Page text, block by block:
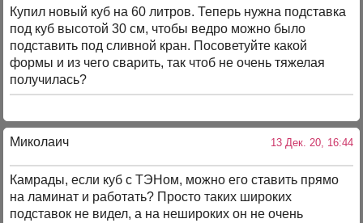
Купил новый куб на 60 литров. Теперь нужна подставка
под куб высотой 30 см, чтобы ведро можно было
подставить под сливной кран. Посоветуйте какой
формы и из чего сварить, так чтоб не очень тяжелая
получилась?
Миколаич 13 Дек. 20, 16:44
Камрады, если куб с ТЭНом, можно его ставить прямо
на ламинат и работать? Просто таких широких
подставок не видел, а на нешироких он не очень